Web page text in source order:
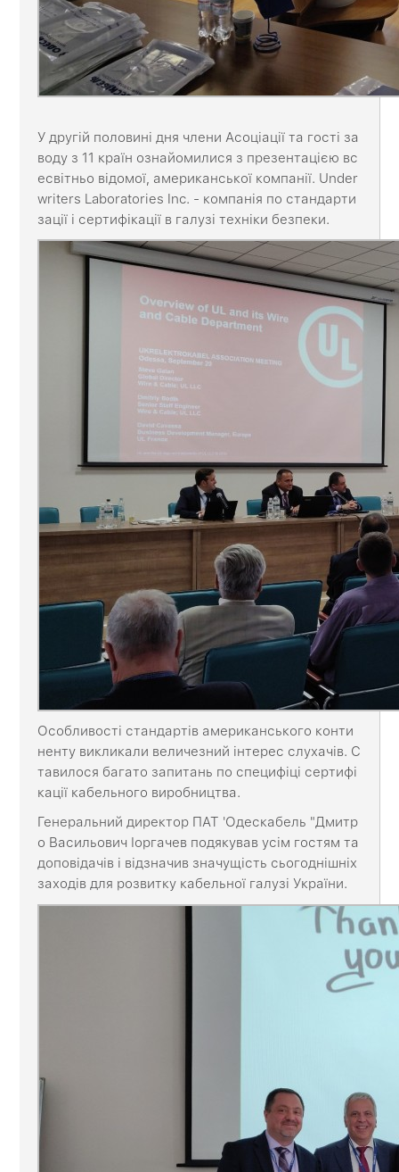
У другій половині дня члени Асоціації та гості за
воду з 11 країн ознайомилися з презентацією вс
есвітньо відомої, американської компанії. Under
writers Laboratories Inc. - компанія по стандарти
зації і сертифікації в галузі техніки безпеки.
Особливості стандартів американського конти
ненту викликали величезний інтерес слухачів. С
тавилося багато запитань по специфіці сертифі
кації кабельного виробництва.
Генеральний директор ПАТ 'Одескабель "Дмитр
о Васильович Іоргачев подякував усім гостям та
доповідачів і відзначив значущість сьогоднішніх
заходів для розвитку кабельної галузі України.